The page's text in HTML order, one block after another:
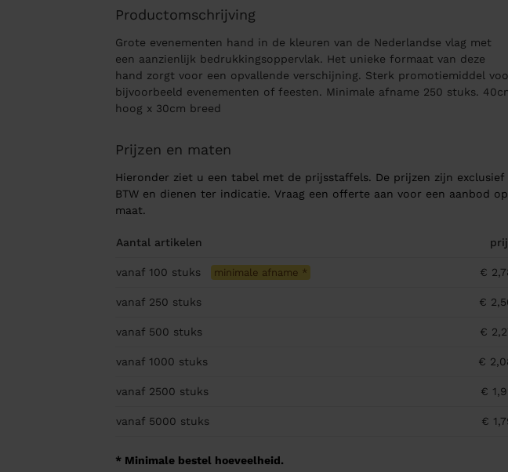
Productomschrijving
Grote evenementen hand in de kleuren van de Nederlandse vlag met
een aanzienlijk bedrukkingsoppervlak. Het unieke formaat van deze
hand zorgt voor een opvallende verschijning. Sterk promotiemiddel
bijvoorbeeld evenementen of feesten. Minimale afname 250 stuks.
hoog x 30cm breed
Prijzen en maten
Hieronder ziet u een tabel met de prijsstaffels. De prijzen zijn exclusief
BTW en dienen ter indicatie. Vraag een offerte aan voor een aanbod op
maat.
Aantal artikelen
vanaf 100 stuks minimale afname * €
vanaf 250 stuks €
vanaf 500 stuks €
vanaf 1000 stuks €
vanaf 2500 stuks €
vanaf 5000 stuks €
* Minimale bestel hoeveelheid.